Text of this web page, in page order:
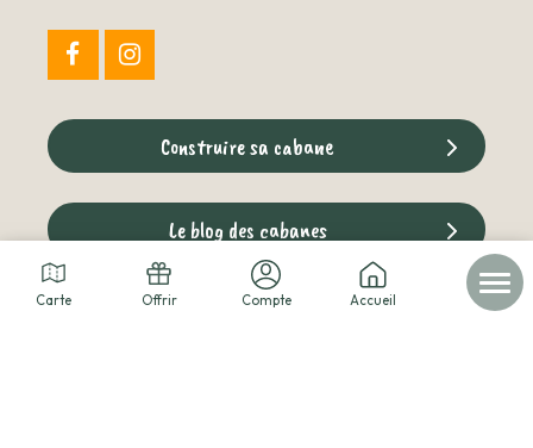
Carte Offrir Compte Accueil
Construire sa cabane
Le blog des cabanes